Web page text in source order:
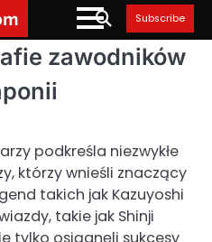
Subscribe
zawodników
podkreśla niezwykłe
którzy wnieśli znaczący
takich jak Kazuyoshi
takie jak Shinji